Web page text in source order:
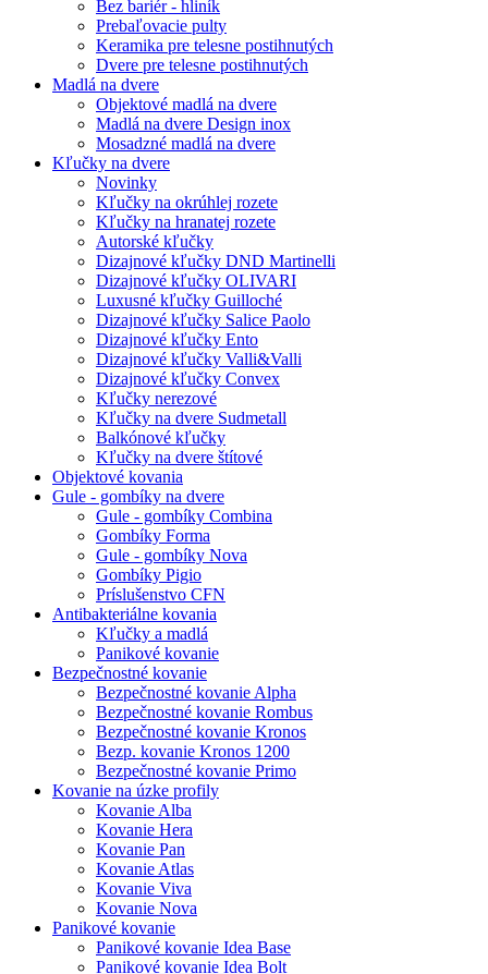
Bez bariér - hliník
Prebaľovacie pulty
Keramika pre telesne postihnutých
Dvere pre telesne postihnutých
Madlá na dvere
Objektové madlá na dvere
Madlá na dvere Design inox
Mosadzné madlá na dvere
Kľučky na dvere
Novinky
Kľučky na okrúhlej rozete
Kľučky na hranatej rozete
Autorské kľučky
Dizajnové kľučky DND Martinelli
Dizajnové kľučky OLIVARI
Luxusné kľučky Guilloché
Dizajnové kľučky Salice Paolo
Dizajnové kľučky Ento
Dizajnové kľučky Valli&Valli
Dizajnové kľučky Convex
Kľučky nerezové
Kľučky na dvere Sudmetall
Balkónové kľučky
Kľučky na dvere štítové
Objektové kovania
Gule - gombíky na dvere
Gule - gombíky Combina
Gombíky Forma
Gule - gombíky Nova
Gombíky Pigio
Príslušenstvo CFN
Antibakteriálne kovania
Kľučky a madlá
Panikové kovanie
Bezpečnostné kovanie
Bezpečnostné kovanie Alpha
Bezpečnostné kovanie Rombus
Bezpečnostné kovanie Kronos
Bezp. kovanie Kronos 1200
Bezpečnostné kovanie Primo
Kovanie na úzke profily
Kovanie Alba
Kovanie Hera
Kovanie Pan
Kovanie Atlas
Kovanie Viva
Kovanie Nova
Panikové kovanie
Panikové kovanie Idea Base
Panikové kovanie Idea Bolt